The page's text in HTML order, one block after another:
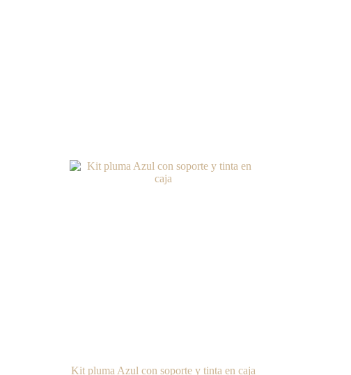
Kit pluma Azul con soporte y tinta en caja